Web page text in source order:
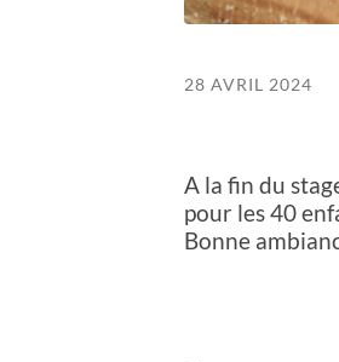
28 AVRIL 2024
A la fin du
pour les 40
Bonne